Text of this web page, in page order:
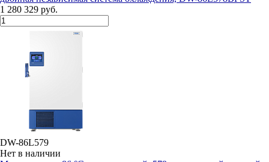
1 280 329 руб.
DW-86L579
Нет в наличии